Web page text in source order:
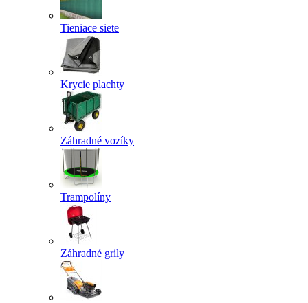
Tieniace siete
Krycie plachty
Záhradné vozíky
Trampolíny
Záhradné grily